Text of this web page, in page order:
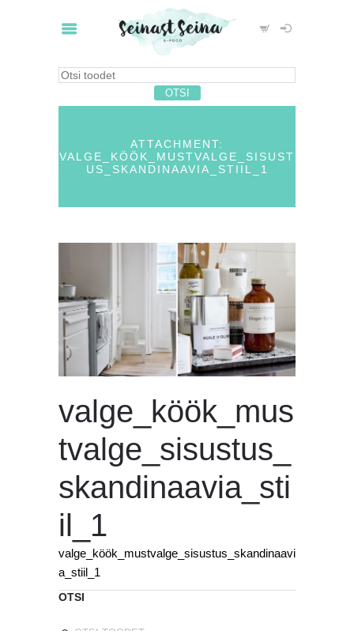
ATTACHMENT:
VALGE_KÖÖK_MUSTVALGE_SISUST
US_SKANDINAAVIA_STIIL_1
valge_köök_mus
tvalge_sisustus_
skandinaavia_sti
il_1
valge_köök_mustvalge_sisustus_skandinaavi
a_stiil_1
OTSI